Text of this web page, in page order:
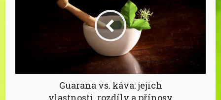
Guarana vs. káva: jejich
vlastnosti, rozdíly a přínosy